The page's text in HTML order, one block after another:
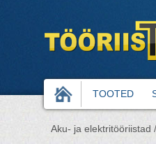
TOOTED
Aku- ja elektritööriistad /